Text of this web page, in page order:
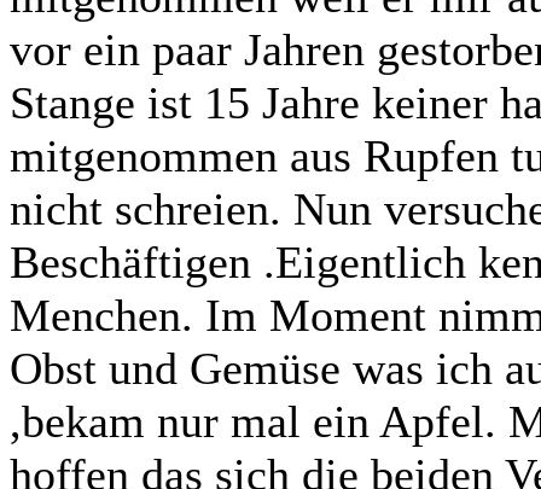
vor ein paar Jahren
Stange ist 15 Jahre keiner
mitgenommen aus Rupfen
nicht schreien. Nun
Beschäftigen .Eigentlich
Menchen. Im Moment
Obst und Gemüse was ich
,bekam nur mal ein Apfel.
hoffen das sich die beiden